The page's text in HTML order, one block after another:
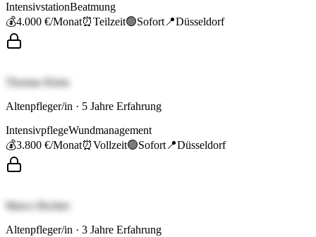
IntensivstationBeatmung
💰4.000 €/Monat⏰Teilzeit🟢Sofort 📍Düsseldorf
Thomas Klein
Altenpfleger/in · 5 Jahre Erfahrung
IntensivpflegeWundmanagement
💰3.800 €/Monat⏰Vollzeit🟢Sofort 📍Düsseldorf
Marco Richter
Altenpfleger/in · 3 Jahre Erfahrung